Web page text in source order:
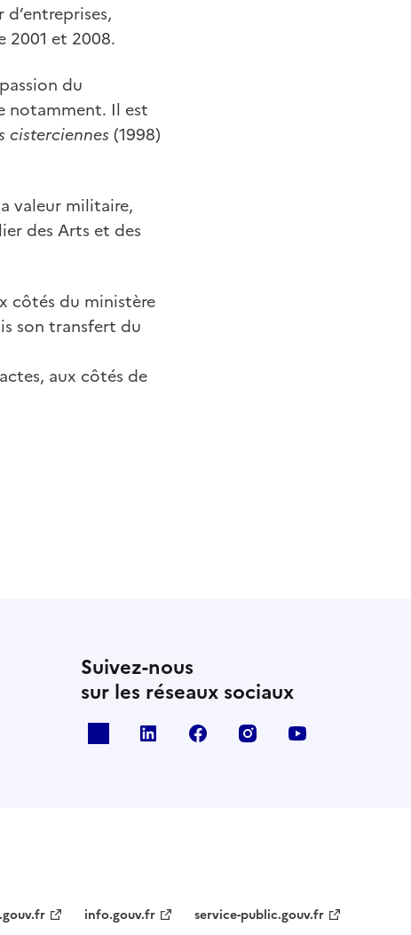
2001 et 2008.
du
notamment. Il est
cisterciennes(1998)
valeur militaire,
des Arts et des
côtés du ministère
son transfert du
aux côtés de
Suivez-nous
sur les réseaux sociaux
linkedin facebook instagram
info.gouv.fr service-public.gouv.fr